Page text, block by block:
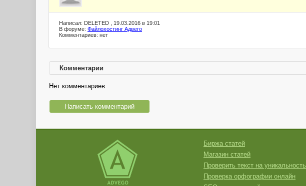
Написал: DELETED , 19.03.2016 в 19:01
В форуме: Файлохостинг Адвего
Комментариев: нет
Комментарии
Нет комментариев
Написать комментарий
Биржа статей
Магазин статей
Проверить текст на уникальность
Проверка орфографии онлайн